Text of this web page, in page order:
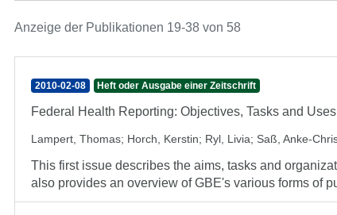
Anzeige der Publikationen 19-38 von 58
2010-02-08 Heft oder Ausgabe einer Zeitschrift
Federal Health Reporting: Objectives, Tasks and Uses
Lampert, Thomas; Horch, Kerstin; Ryl, Livia; Saß, Anke-
This first issue describes the aims, tasks and
also provides an overview of GBE's various forms of